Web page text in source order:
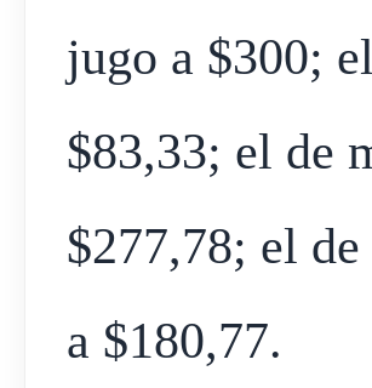
jugo a $300;
$83,33; el de
$277,78; el
a $180,77.